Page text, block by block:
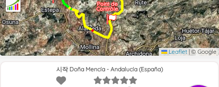
Point de
Contrôle
Leaflet | © Google
시작 Doña Mencía - Andalucía (España)